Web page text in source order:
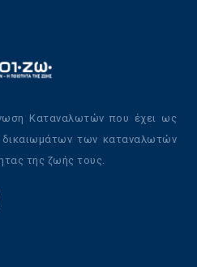
Καταναλωτών που έχει ως
των καταναλωτών
της ζωής τους.